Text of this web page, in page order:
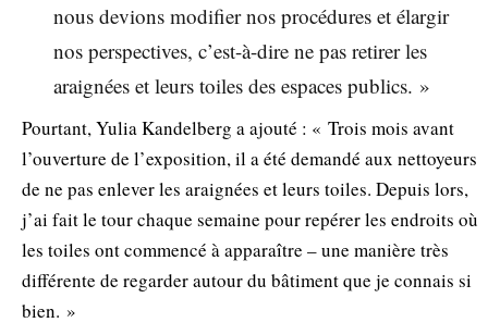
nous devions modifier nos procédures et élargir
nos perspectives, c’est-à-dire ne pas retirer les
araignées et leurs toiles des espaces publics. »
Pourtant, Yulia Kandelberg a ajouté : « Trois mois avant
l’ouverture de l’exposition, il a été demandé aux nettoyeurs
de ne pas enlever les araignées et leurs toiles. Depuis lors,
j’ai fait le tour chaque semaine pour repérer les endroits où
les toiles ont commencé à apparaître – une manière très
différente de regarder autour du bâtiment que je connais si
bien. »